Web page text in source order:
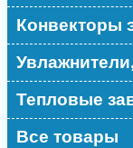
Конвекторы
Тепловые
Все товары